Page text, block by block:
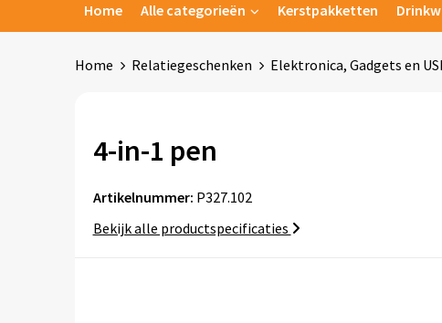
Home Alle categorieën Kerstpakketten
Home Relatiegeschenken Elektronica, Gadgets en
4-in-1 pen
Artikelnummer: P327.102
Bekijk alle productspecificaties